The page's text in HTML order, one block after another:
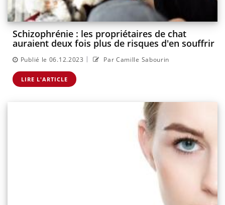
Schizophrénie : les propriétaires de chat
auraient deux fois plus de risques d'en souffrir
Publié le 06.12.2023 | Par Camille Sabourin
LIRE L'ARTICLE